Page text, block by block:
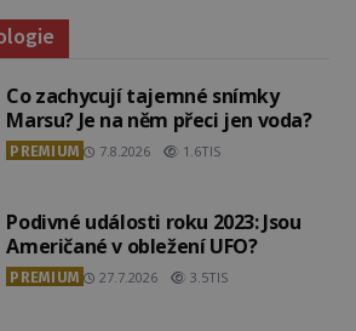
Co zachycují tajemné snímky
Marsu? Je na něm přeci jen voda?
PREMIUM 7.8.2026 1.6TIS
Podivné události roku 2023: Jsou
Američané v obležení UFO?
PREMIUM 27.7.2026 3.5TIS